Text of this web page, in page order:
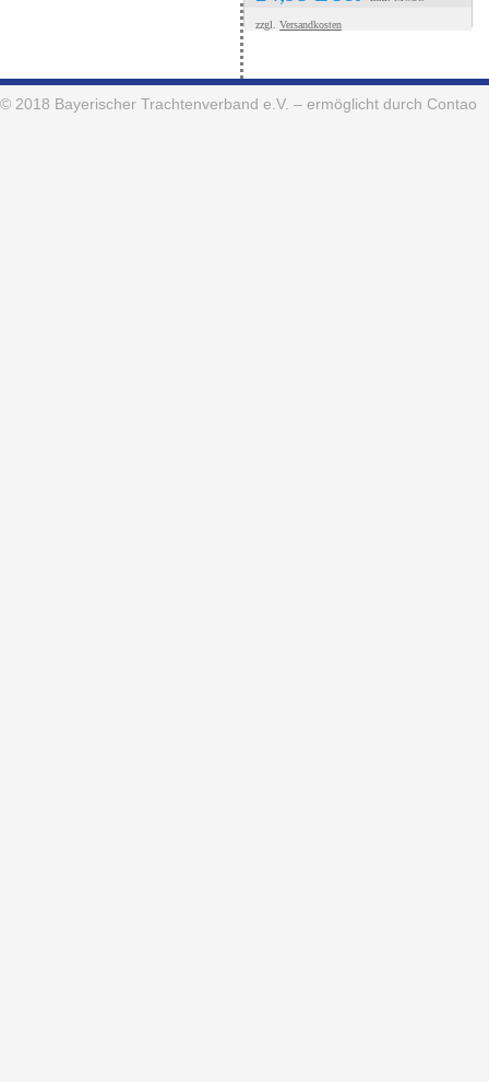
zzgl. Versandkosten
© 2018 Bayerischer Trachtenverband e.V. – ermöglicht durch Contao